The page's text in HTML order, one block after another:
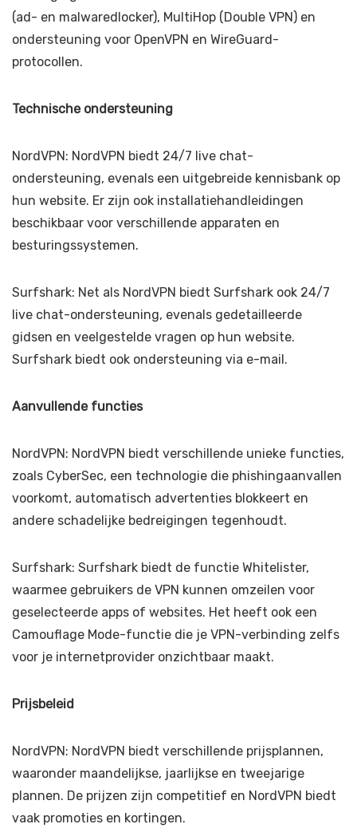
(ad- en malwaredlocker), MultiHop (Double VPN) en
ondersteuning voor OpenVPN en WireGuard-
protocollen.
Technische ondersteuning
NordVPN: NordVPN biedt 24/7 live chat-
ondersteuning, evenals een uitgebreide kennisbank op
hun website. Er zijn ook installatiehandleidingen
beschikbaar voor verschillende apparaten en
besturingssystemen.
Surfshark: Net als NordVPN biedt Surfshark ook 24/7
live chat-ondersteuning, evenals gedetailleerde
gidsen en veelgestelde vragen op hun website.
Surfshark biedt ook ondersteuning via e-mail.
Aanvullende functies
NordVPN: NordVPN biedt verschillende unieke functies,
zoals CyberSec, een technologie die phishingaanvallen
voorkomt, automatisch advertenties blokkeert en
andere schadelijke bedreigingen tegenhoudt.
Surfshark: Surfshark biedt de functie Whitelister,
waarmee gebruikers de VPN kunnen omzeilen voor
geselecteerde apps of websites. Het heeft ook een
Camouflage Mode-functie die je VPN-verbinding zelfs
voor je internetprovider onzichtbaar maakt.
Prijsbeleid
NordVPN: NordVPN biedt verschillende prijsplannen,
waaronder maandelijkse, jaarlijkse en tweejarige
plannen. De prijzen zijn competitief en NordVPN biedt
vaak promoties en kortingen.